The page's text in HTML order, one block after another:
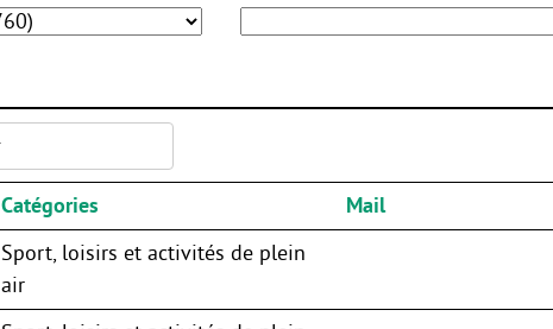
Catégories
Mail
Sport, loisirs et activités de plein
air